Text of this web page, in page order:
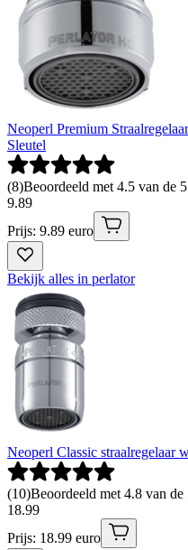
Neoperl Premium
Sleutel
(8)Beoordeeld met 4.5 van de
9.89
Prijs: 9.89 euro
Bekijk alles in perlator
Neoperl Classic straalregelaar
(10)Beoordeeld met 4.8 van
18.99
Prijs: 18.99 euro